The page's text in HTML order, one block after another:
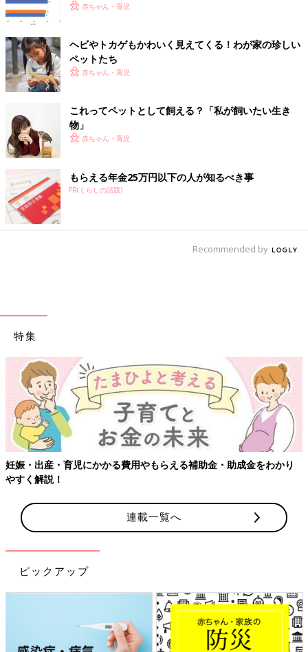
赤ちゃん・育児
ヘビやトカゲもかわいく見えてくる！わが家の珍しい
ペットたち
赤ちゃん・育児
これってペットとして飼える？「私が飼いたい生き
物」
赤ちゃん・育児
もらえる年金25万円以下の人が知るべき事
PR(くらしの話題)
Recommended by
特集
【ワクチン接種できるものも】妊婦の感染症対策、知っておいて！
連載一覧へ
ピックアップ